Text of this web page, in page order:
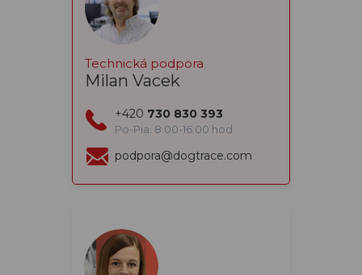
Technická podpora
Milan Vacek
+420 730 830 393
Po-Pia: 8:00-16:00 hod
podpora@dogtrace.com